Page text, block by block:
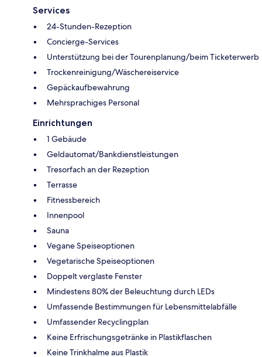
Services
24-Stunden-Rezeption
Concierge-Services
Unterstützung bei der Tourenplanung/beim Ticketerwerb
Trockenreinigung/Wäschereiservice
Gepäckaufbewahrung
Mehrsprachiges Personal
Einrichtungen
1 Gebäude
Geldautomat/Bankdienstleistungen
Tresorfach an der Rezeption
Terrasse
Fitnessbereich
Innenpool
Sauna
Vegane Speiseoptionen
Vegetarische Speiseoptionen
Doppelt verglaste Fenster
Mindestens 80% der Beleuchtung durch LEDs
Umfassende Bestimmungen für Lebensmittelabfälle
Umfassender Recyclingplan
Keine Erfrischungsgetränke in Plastikflaschen
Keine Trinkhalme aus Plastik